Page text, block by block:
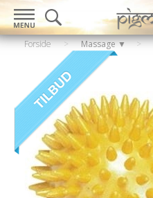
Forside > Massage ▼